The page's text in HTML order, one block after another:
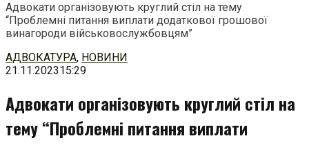
Адвокати організовують круглий стіл на тему
“Проблемні питання виплати додаткової грошової
винагороди військовослужбовцям”
Перейти
до
АДВОКАТУРА, НОВИНИ
21.11.202315:29
Адвокати організовують круглий стіл на
тему “Проблемні питання виплати